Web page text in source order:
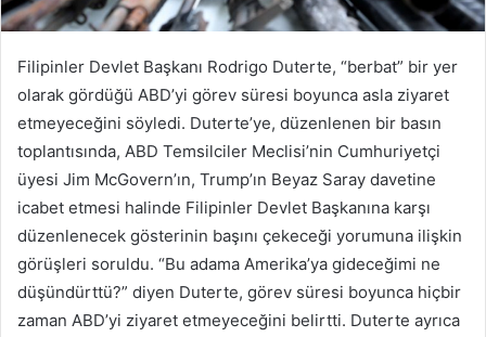
Filipinler Devlet Başkanı Rodrigo Duterte, “berbat” bir yer
olarak gördüğü ABD’yi görev süresi boyunca asla ziyaret
etmeyeceğini söyledi. Duterte’ye, düzenlenen bir basın
toplantısında, ABD Temsilciler Meclisi’nin Cumhuriyetçi
üyesi Jim McGovern’ın, Trump’ın Beyaz Saray davetine
icabet etmesi halinde Filipinler Devlet Başkanına karşı
düzenlenecek gösterinin başını çekeceği yorumuna ilişkin
görüşleri soruldu. “Bu adama Amerika’ya gideceğimi ne
düşündürttü?” diyen Duterte, görev süresi boyunca hiçbir
zaman ABD’yi ziyaret etmeyeceğini belirtti. Duterte ayrıca